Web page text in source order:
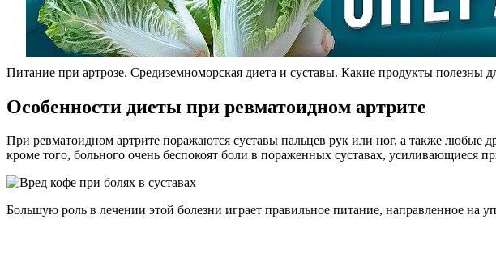
Питание при артрозе. Средиземноморская диета и суставы. Какие продукты полезны
Особенности диеты при ревматоидном артрите
При ревматоидном артрите поражаются суставы пальцев рук или ног, а также любые
кроме того, больного очень беспокоят боли в пораженных суставах, усиливающиеся
Большую роль в лечении этой болезни играет правильное питание, направленное на